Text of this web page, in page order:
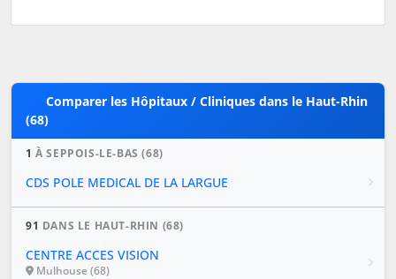
Comparer les Hôpitaux / Cliniques dans le Haut-Rhin
(68)
1 À SEPPOIS-LE-BAS (68)
CDS POLE MEDICAL DE LA LARGUE
91 DANS LE HAUT-RHIN (68)
CENTRE ACCES VISION
Mulhouse (68)